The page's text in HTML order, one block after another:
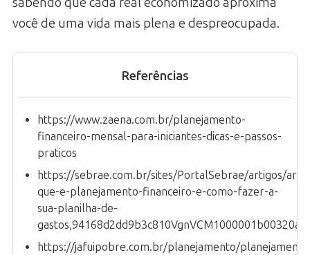
você de uma vida mais plena e despreocupada.
Referências
https://www.zaena.com.br/planejamento-
financeiro-mensal-para-iniciantes-dicas-e-passos-
praticos
https://sebrae.com.br/sites/PortalSebrae/artigos/
que-e-planejamento-financeiro-e-como-fazer-a-
sua-planilha-de-
https://jafuipobre.com.br/planejamento/